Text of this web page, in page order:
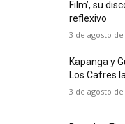
Film’, su
reflexivo
3 de agosto de
Kapanga y
Los Cafres
3 de agosto de